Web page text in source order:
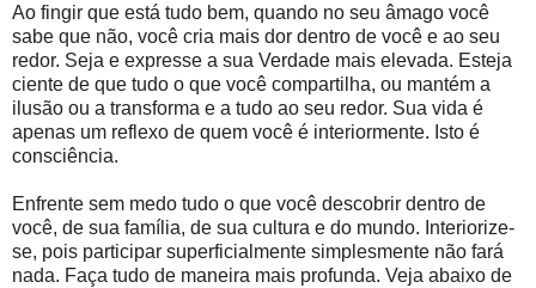
Ao fingir que está tudo bem, quando no seu âmago você
sabe que não, você cria mais dor dentro de você e ao seu
redor. Seja e expresse a sua Verdade mais elevada. Esteja
ciente de que tudo o que você compartilha, ou mantém a
ilusão ou a transforma e a tudo ao seu redor. Sua vida é
apenas um reflexo de quem você é interiormente. Isto é
consciência.
Enfrente sem medo tudo o que você descobrir dentro de
você, de sua família, de sua cultura e do mundo. Interiorize-
se, pois participar superficialmente simplesmente não fará
nada. Faça tudo de maneira mais profunda. Veja abaixo de